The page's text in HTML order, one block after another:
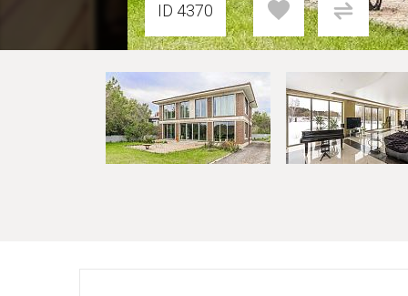
ID 4370